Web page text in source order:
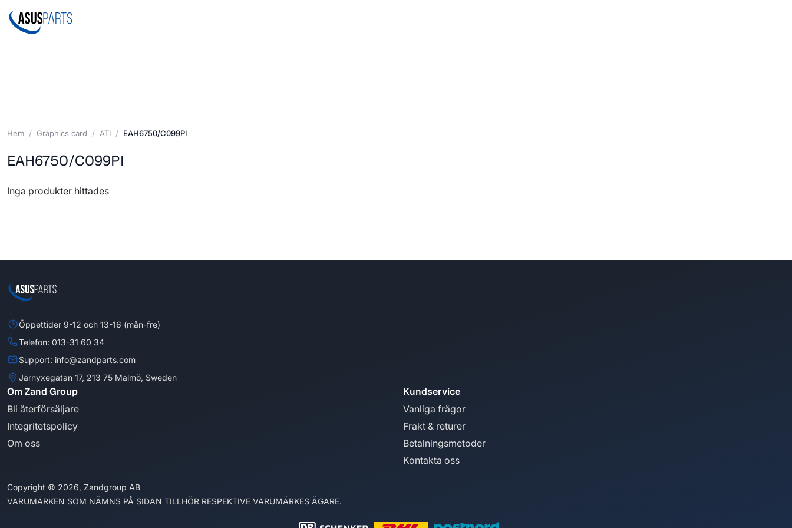
Hem Graphics card ATI EAH6750/C099PI
EAH6750/C099PI
Inga produkter hittades
Öppettider 9-12 och 13-16 (mån-fre)
Telefon: 013-31 60 34
Support: info@zandparts.com
Järnyxegatan 17, 213 75 Malmö, Sweden
Om Zand Group
Bli återförsäljare
Integritetspolicy
Om oss
Kundservice
Vanliga frågor
Frakt & returer
Betalningsmetoder
Kontakta oss
Copyright © 2026, Zandgroup AB
VARUMÄRKEN SOM NÄMNS PÅ SIDAN TILLHÖR RESPEKTIVE VARUMÄRKES ÄGARE.